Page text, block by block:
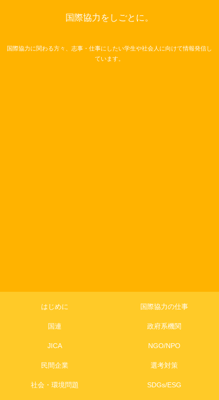
国際協力をしごとに。
国際協力に関わる方々、志事・仕事にしたい学生や社会人に向けて情報発信し
ています。
はじめに 国際協力の仕事
国連 政府系機関
JICA NGO/NPO
民間企業 選考対策
社会・環境問題 SDGs/ESG